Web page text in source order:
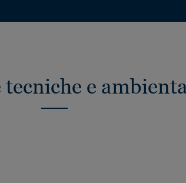
tecniche e